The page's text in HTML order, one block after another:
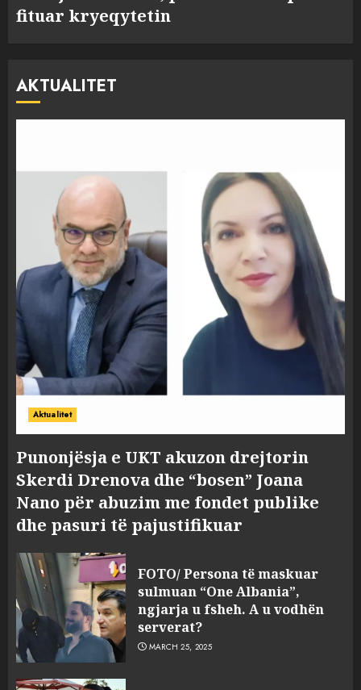
fituar kryeqytetin
AKTUALITET
Aktualitet
Punonjësja e UKT akuzon drejtorin
Skerdi Drenova dhe “bosen” Joana
Nano për abuzim me fondet publike
dhe pasuri të pajustifikuar
FOTO/ Persona të maskuar
sulmuan “One Albania”,
ngjarja u fsheh. A u vodhën
serverat?
MARCH 25, 2025